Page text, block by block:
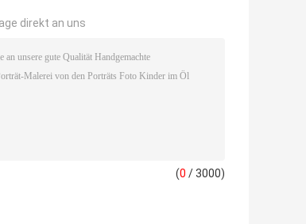
direkt an uns
(0 / 3000)